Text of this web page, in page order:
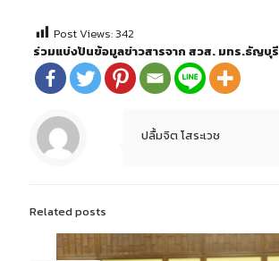
Post Views:342
ร่วมแบ่งปันข้อมูลข่าวสารจาก สวส. มทร.ธัญบุรี
ปลื้มจิต โสระเวช
Related posts